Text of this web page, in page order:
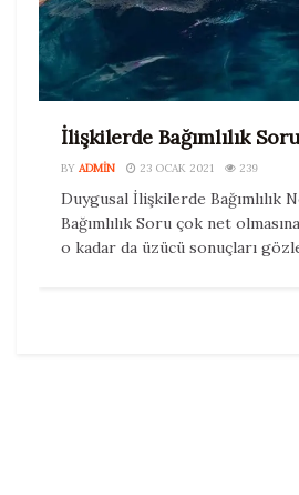
İlişkilerde Bağımlılık
BY ADMIN 23 OCAK 2021 239
Duygusal İlişkilerde Bağımlılık
Bağımlılık Soru çok net
o kadar da üzücü sonuçları